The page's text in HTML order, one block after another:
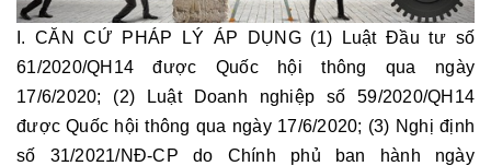
I. CĂN CỨ PHÁP LÝ ÁP DỤNG (1) Luật Đầu tư số
61/2020/QH14 được Quốc hội thông qua ngày
17/6/2020; (2) Luật Doanh nghiệp số 59/2020/QH14
được Quốc hội thông qua ngày 17/6/2020; (3) Nghị định
số 31/2021/NĐ-CP do Chính phủ ban hành ngày